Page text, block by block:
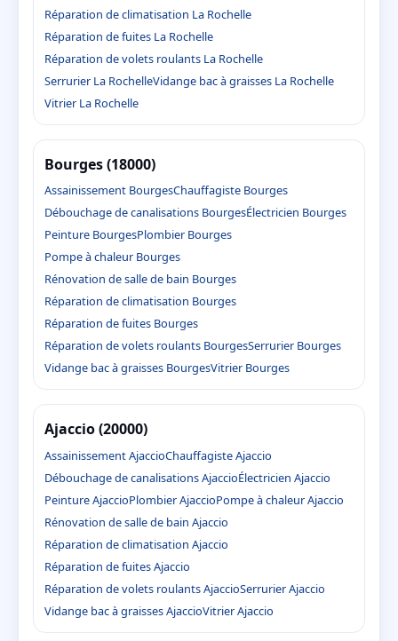
Réparation de climatisation La Rochelle
Réparation de fuites La Rochelle
Réparation de volets roulants La Rochelle
Serrurier La RochelleVidange bac à graisses La Rochelle
Vitrier La Rochelle
Bourges (18000)
Assainissement BourgesChauffagiste Bourges
Débouchage de canalisations BourgesÉlectricien Bourges
Peinture BourgesPlombier Bourges
Pompe à chaleur Bourges
Rénovation de salle de bain Bourges
Réparation de climatisation Bourges
Réparation de fuites Bourges
Réparation de volets roulants BourgesSerrurier Bourges
Vidange bac à graisses BourgesVitrier Bourges
Ajaccio (20000)
Assainissement AjaccioChauffagiste Ajaccio
Débouchage de canalisations AjaccioÉlectricien Ajaccio
Peinture AjaccioPlombier AjaccioPompe à chaleur Ajaccio
Rénovation de salle de bain Ajaccio
Réparation de climatisation Ajaccio
Réparation de fuites Ajaccio
Réparation de volets roulants AjaccioSerrurier Ajaccio
Vidange bac à graisses AjaccioVitrier Ajaccio